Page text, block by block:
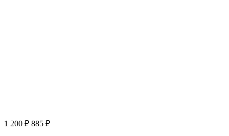
1 200 ₽ 885 ₽